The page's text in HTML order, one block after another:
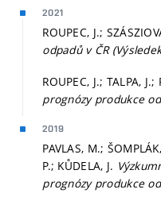
2021
ROUPEC, J.;
odpadů v ČR
ROUPEC, J.; TALPA,
prognózy produkce
2019
PAVLAS, M.;
P.; KŮDELA, J.
prognózy produkce